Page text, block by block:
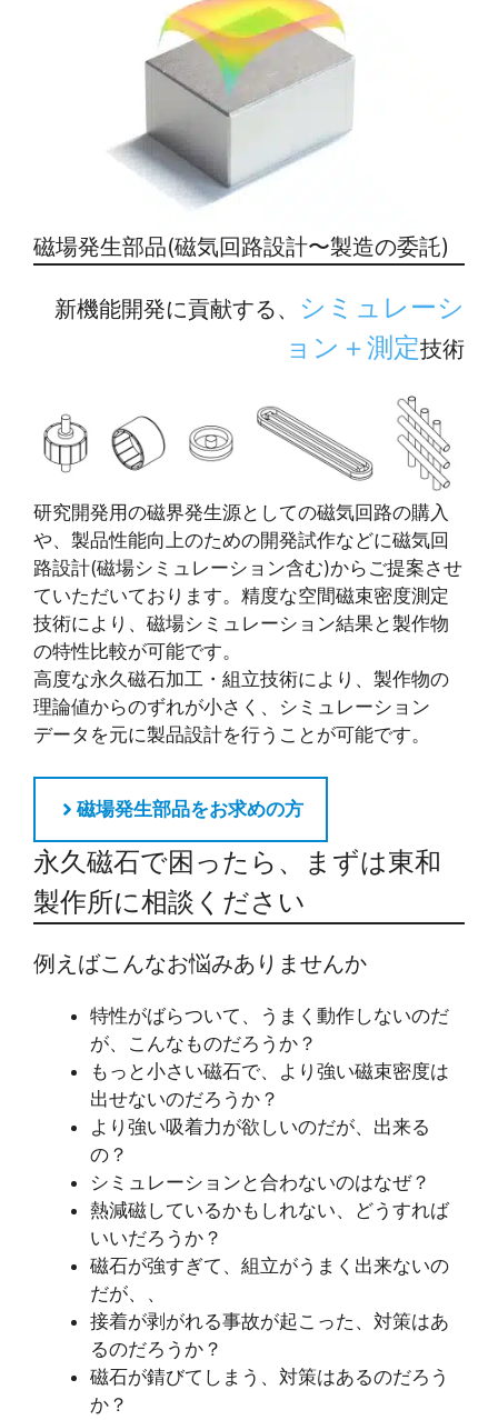
磁場発生部品(磁気回路設計〜製造の委託)
新機能開発に貢献する、
シミュレーシ
ョン＋測定技術
研究開発用の磁界発生源としての磁気回路の購入
や、製品性能向上のための開発試作などに磁気回
路設計(磁場シミュレーション含む)からご提案させ
ていただいております。精度な空間磁束密度測定
技術により、磁場シミュレーション結果と製作物
の特性比較が可能です。
高度な永久磁石加工・組立技術により、製作物の
理論値からのずれが小さく、シミュレーション
データを元に製品設計を行うことが可能です。
磁場発生部品をお求めの方
永久磁石で困ったら、まずは東和
製作所に相談ください
例えばこんなお悩みありませんか
特性がばらついて、うまく動作しないのだ
が、こんなものだろうか？
もっと小さい磁石で、より強い磁束密度は
出せないのだろうか？
より強い吸着力が欲しいのだが、出来る
の？
シミュレーションと合わないのはなぜ？
熱減磁しているかもしれない、どうすれば
いいだろうか？
磁石が強すぎて、組立がうまく出来ないの
だが、、
接着が剥がれる事故が起こった、対策はあ
るのだろうか？
磁石が錆びてしまう、対策はあるのだろう
か？